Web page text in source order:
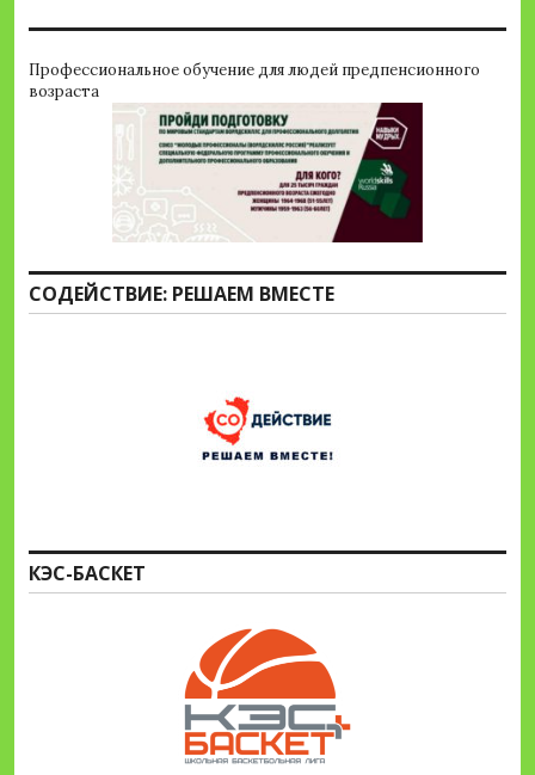
Профессиональное обучение для людей предпенсионного
возраста
СОДЕЙСТВИЕ: РЕШАЕМ ВМЕСТЕ
КЭС-БАСКЕТ